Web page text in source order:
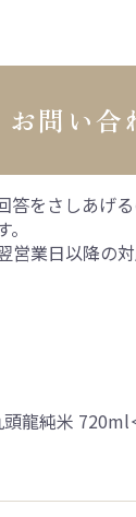
お問い合
答をさしあげ
営業日以降の
頭龍純米 720ml